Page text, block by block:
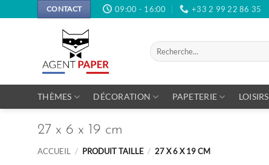
au
CONTACT 09:00 - 16:00 +33 2 99 22 86 35
Recherche
pour :
THÈMES DÉCORATION PAPETERIE LOISIRS
27 x 6 x 19 cm
ACCUEIL / PRODUIT TAILLE / 27 X 6 X 19 CM